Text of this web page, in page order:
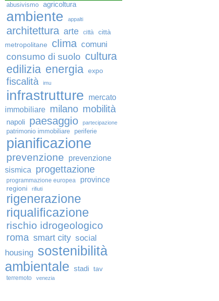
abusivismo agricoltura
ambiente appalti
architettura arte città
città
metropolitane
clima comuni
consumo di suolo cultura
edilizia energia expo
fiscalità imu
infrastrutture
mercato
immobiliare milano mobilità
napoli paesaggio partecipazione
patrimonio immobiliare periferie
pianificazione
prevenzione
prevenzione
sismica
progettazione
programmazione europea province
regioni rifiuti
rigenerazione
riqualificazione
rischio idrogeologico
roma smart city social
housing sostenibilità
ambientale stadi tav
terremoto venezia